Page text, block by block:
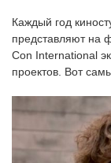
Каждый год
представляют на
Con International
проектов. Вот